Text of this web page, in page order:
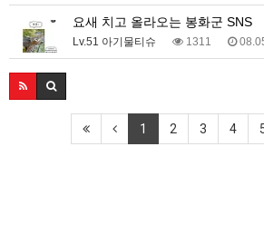
요새 치고 올라오는 봉화군 SNS
Lv.51 아기물티슈 1311
1 2 3 4